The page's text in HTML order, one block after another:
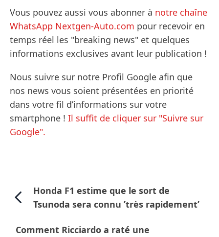
Vous pouvez aussi vous abonner à notre chaîne
WhatsApp Nextgen-Auto.com pour recevoir en
temps réel les "breaking news" et quelques
informations exclusives avant leur publication !
Nous suivre sur notre Profil Google afin que
nos news vous soient présentées en priorité
dans votre fil d’informations sur votre
smartphone ! Il suffit de cliquer sur "Suivre sur
Google".
Honda F1 estime que le sort de
Tsunoda sera connu ’très rapidement’
Comment Ricciardo a raté une